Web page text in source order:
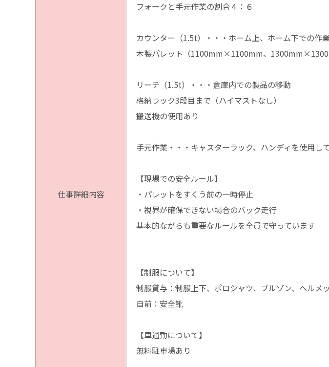
仕事詳細内容
フォークと手元作業の割合４：６
カウンター（1.5t）・・・ホーム上、ホーム下での作業
木製パレット（1100mm×1100mm、
リーチ（1.5t）・・・倉庫内での製品の移動
格納ラック3段目まで（ハイマストなし）
搬送機の使用あり
手元作業・・・キャスターラック、ハンディを使用し
【現場での安全ルール】
・パレットをすくう前の一時停止
・視界が確保できない場合のバック走行
基本的ながらも重要なルールを全員で守っています
【制服について】
制服貸与：制服上下、ポロシャツ、ブルゾン、ヘルメ
自前：安全靴
【車通勤について】
無料駐車場あり